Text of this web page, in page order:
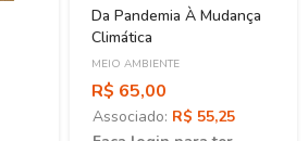
Da Pandemia À Mudança
Climática
MEIO AMBIENTE
R$ 65,00
Associado: R$ 55,25